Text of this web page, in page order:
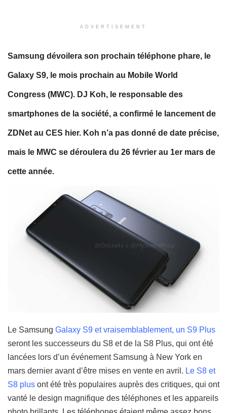
ADVERTISEMENT
Samsung dévoilera son prochain téléphone phare, le
Galaxy S9, le mois prochain au Mobile World
Congress (MWC). DJ Koh, le responsable des
smartphones de la société, a confirmé le lancement de
ZDNet au CES hier. Koh n’a pas donné de date précise,
mais le MWC se déroulera du 26 février au 1er mars de
cette année.
Le Samsung Galaxy S9 et vraisemblablement, un S9 Plus
seront les successeurs du S8 et de la S8 Plus, qui ont été
lancées lors d’un événement Samsung à New York en
mars dernier avant d’être mises en vente en avril. Le S8 et
S8 plus ont été très populaires auprès des critiques, qui ont
vanté le design magnifique des téléphones et les appareils